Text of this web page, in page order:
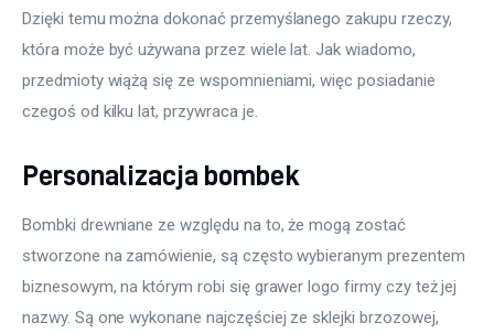
Dzięki temu można dokonać przemyślanego zakupu rzeczy,
która może być używana przez wiele lat. Jak wiadomo,
przedmioty wiążą się ze wspomnieniami, więc posiadanie
czegoś od kilku lat, przywraca je.
Personalizacja bombek
Bombki drewniane ze względu na to, że mogą zostać
stworzone na zamówienie, są często wybieranym prezentem
biznesowym, na którym robi się grawer logo firmy czy też jej
nazwy. Są one wykonane najczęściej ze sklejki brzozowej,